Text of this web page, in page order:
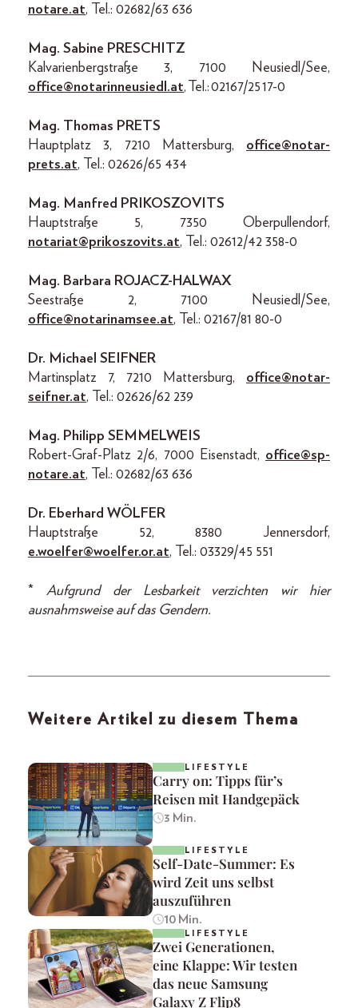
notare.at, Tel.: 02682/63 636
Mag. Sabine PRESCHITZ
Kalvarienbergstraße 3, 7100 Neusiedl/See,
office@notarinneusiedl.at, Tel.: 02167/25 17-0
Mag. Thomas PRETS
Hauptplatz 3, 7210 Mattersburg, office@notar-
prets.at, Tel.: 02626/65 434
Mag. Manfred PRIKOSZOVITS
Hauptstraße 5, 7350 Oberpullendorf,
notariat@prikoszovits.at, Tel.: 02612/42 358-0
Mag. Barbara ROJACZ-HALWAX
Seestraße 2, 7100 Neusiedl/See,
office@notarinamsee.at, Tel.: 02167/81 80-0
Dr. Michael SEIFNER
Martinsplatz 7, 7210 Mattersburg, office@notar-
seifner.at, Tel.: 02626/62 239
Mag. Philipp SEMMELWEIS
Robert-Graf-Platz 2/6, 7000 Eisenstadt, office@sp-
notare.at, Tel.: 02682/63 636
Dr. Eberhard WÖLFER
Hauptstraße 52, 8380 Jennersdorf,
e.woelfer@woelfer.or.at, Tel.: 03329/45 551
* Aufgrund der Lesbarkeit verzichten wir hier
ausnahmsweise auf das Gendern.
Weitere Artikel zu diesem Thema
LIFESTYLE
Carry on: Tipps für’s
Reisen mit Handgepäck
3 Min.
LIFESTYLE
Self-Date-Summer: Es
wird Zeit uns selbst
auszuführen
10 Min.
LIFESTYLE
Zwei Generationen,
eine Klappe: Wir testen
das neue Samsung
Galaxy Z Flip8